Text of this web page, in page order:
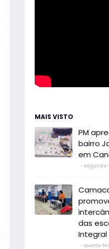
MAIS VISTO
PM
bairro
em
das
Integral
quarta-